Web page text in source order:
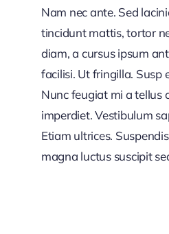
Nam nec ante. Sed
tincidunt mattis, tortor
diam, a cursus ipsum
facilisi. Ut fringilla. Susp
Nunc feugiat mi a tellus
imperdiet. Vestibulum
Etiam ultrices.
magna luctus suscipit